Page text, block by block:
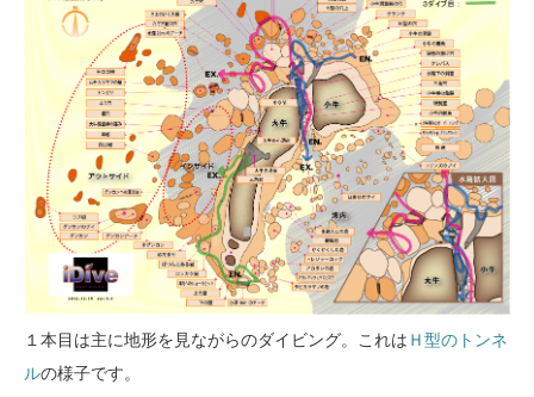
１本目は主に地形を見ながらのダイビング。これは Ｈ型のトンネ
ルの様子です。